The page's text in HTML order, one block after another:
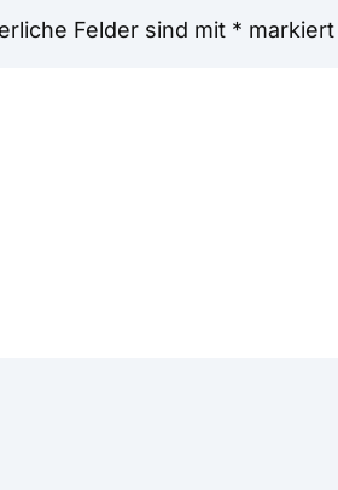
Felder sind mit * markiert